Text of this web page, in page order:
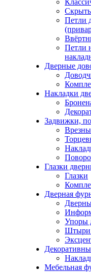
Петли
Петли
Дверные
Накладки
Задвижки,
Глазки
Глазки
Дверная
Упоры
Штыри
Мебельная